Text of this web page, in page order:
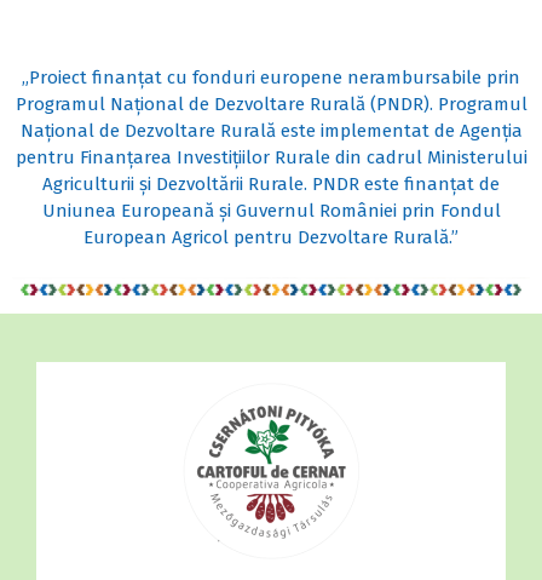
„Proiect finanțat cu fonduri europene nerambursabile prin
Programul Național de Dezvoltare Rurală (PNDR). Programul
Național de Dezvoltare Rurală este implementat de Agenția
pentru Finanțarea Investițiilor Rurale din cadrul Ministerului
Agriculturii și Dezvoltării Rurale. PNDR este finanțat de
Uniunea Europeană și Guvernul României prin Fondul
European Agricol pentru Dezvoltare Rurală.”